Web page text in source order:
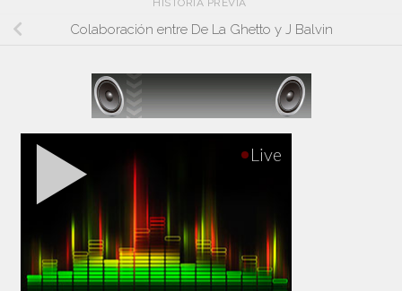
HISTORIA PREVIA
Colaboración entre De La Ghetto y J Balvin